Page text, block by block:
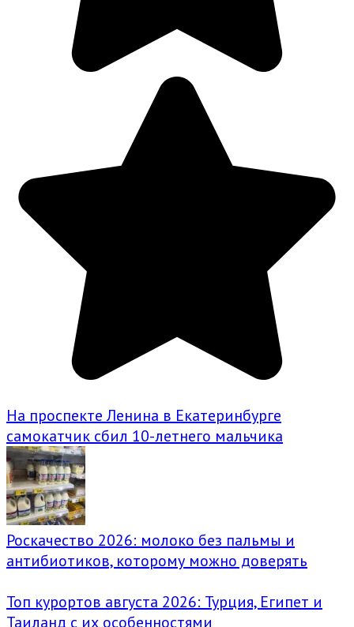
На проспекте Ленина в Екатеринбурге
самокатчик сбил 10-летнего мальчика
Роскачество 2026: молоко без пальмы и
антибиотиков, которому можно доверять
Топ курортов августа 2026: Турция, Египет и
Таиланд с их особенностями